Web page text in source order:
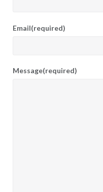
Email(required)
Message(required)